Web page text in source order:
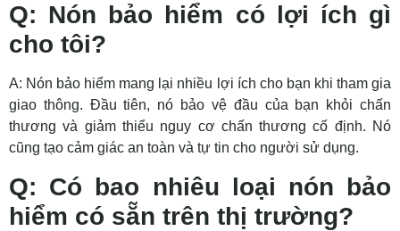
Q: Nón bảo hiểm có lợi ích gì
cho tôi?
A: Nón bảo hiểm mang lại nhiều lợi ích cho bạn khi tham gia
giao thông. Đầu tiên, nó bảo vệ đầu của bạn khỏi chấn
thương và giảm thiểu nguy cơ chấn thương cố định. Nó
cũng tạo cảm giác an toàn và tự tin cho người sử dụng.
Q: Có bao nhiêu loại nón bảo
hiểm có sẵn trên thị trường?